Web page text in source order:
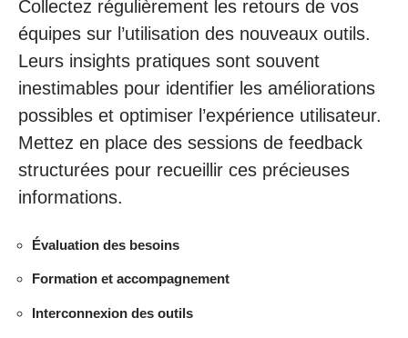
Collectez régulièrement les retours de vos
équipes sur l’utilisation des nouveaux outils.
Leurs insights pratiques sont souvent
inestimables pour identifier les améliorations
possibles et optimiser l’expérience utilisateur.
Mettez en place des sessions de feedback
structurées pour recueillir ces précieuses
informations.
Évaluation des besoins
Formation et accompagnement
Interconnexion des outils